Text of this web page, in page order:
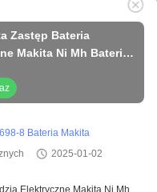
Zastęp Bateria
Makita Ni Mh Bateria
9, 193157-5
8 Bateria Makita
2025-01-02